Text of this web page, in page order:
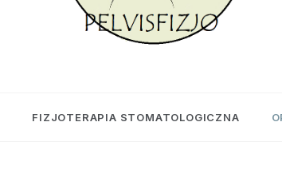
FIZJOTERAPIA STOMATOLOGICZNA